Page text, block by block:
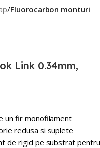
Fluorocarbon monturi
Link 0.34mm,
un fir monofilament
redusa si suplete
de rigid pe substrat pentru